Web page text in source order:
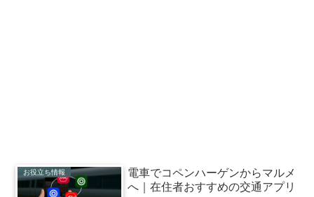
お役立ち情報
電車でコペンハーゲンからマルメ
へ｜在住者おすすめの交通アプリ